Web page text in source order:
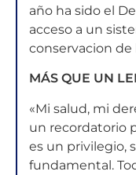
año ha sido el
acceso a un
conservacion de
MÁS QUE UN
«Mi salud, mi
un recordatorio
es un privilegio,
fundamental.